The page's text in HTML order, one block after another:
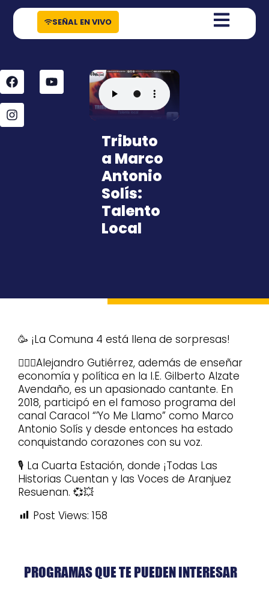
contenido
SEÑAL EN VIVO
Tributo
a Marco
Antonio
Solís:
Talento
Local
🥳 ¡La Comuna 4 está llena de sorpresas!
🧔🏻‍♂️Alejandro Gutiérrez, además de enseñar
economía y política en la I.E. Gilberto Alzate
Avendaño, es un apasionado cantante. En
2018, participó en el famoso programa del
canal Caracol “’Yo Me Llamo” como Marco
Antonio Solís y desde entonces ha estado
conquistando corazones con su voz.
🎙️ La Cuarta Estación, donde ¡Todas Las
Historias Cuentan y las Voces de Aranjuez
Resuenan. 💞💥
Post Views: 158
PROGRAMAS QUE TE PUEDEN INTERESAR